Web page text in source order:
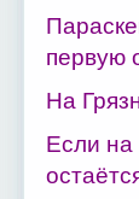
первую
На
Если на